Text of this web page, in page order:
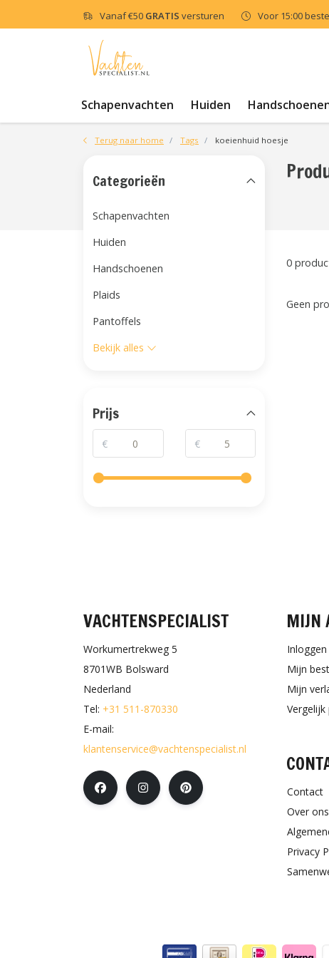
Vanaf€50 GRATIS versturen Voor 15:00
Schapenvachten Huiden
Terug naar home Tags koeienhuid hoesje
0
Geen
Categorieën
Schapenvachten
Huiden
Handschoenen
Plaids
Pantoffels
Bekijk alles
Prijs
€ €
VACHTENSPECIALIST
Workumertrekweg 5
8701WB Bolsward
Nederland
Tel: +31 511-870330
E-mail:
klantenservice@vachtenspecialist.nl
MIJN
Inloggen
Mijn
Mijn
Contact
Over ons
Privacy